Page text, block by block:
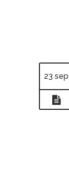
23 sep